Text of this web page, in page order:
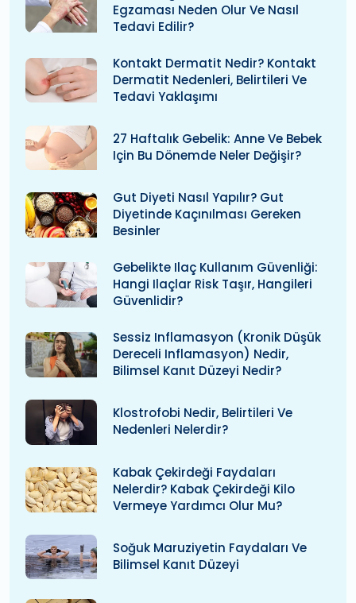
Egzaması Neden Olur Ve Nasıl
Tedavi Edilir?
Kontakt Dermatit Nedir? Kontakt
Dermatit Nedenleri, Belirtileri Ve
Tedavi Yaklaşımı
27 Haftalık Gebelik: Anne Ve Bebek
Için Bu Dönemde Neler Değişir?
Gut Diyeti Nasıl Yapılır? Gut
Diyetinde Kaçınılması Gereken
Besinler
Gebelikte Ilaç Kullanım Güvenliği:
Hangi Ilaçlar Risk Taşır, Hangileri
Güvenlidir?
Sessiz Inflamasyon (kronik Düşük
Dereceli Inflamasyon) Nedir,
Bilimsel Kanıt Düzeyi Nedir?
Klostrofobi Nedir, Belirtileri Ve
Nedenleri Nelerdir?
Kabak Çekirdeği Faydaları
Nelerdir? Kabak Çekirdeği Kilo
Vermeye Yardımcı Olur Mu?
Soğuk Maruziyetin Faydaları Ve
Bilimsel Kanıt Düzeyi